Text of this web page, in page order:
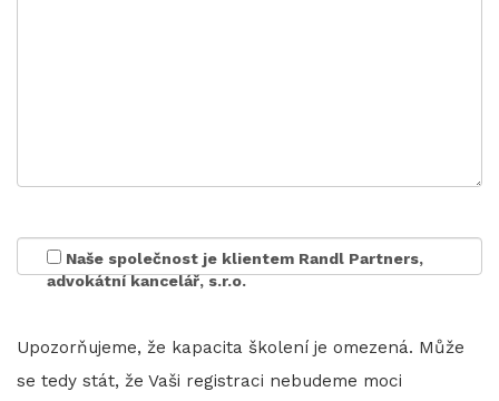
Naše společnost je klientem Randl Partners,
advokátní kancelář, s.r.o.
Upozorňujeme, že kapacita školení je omezená. Může
se tedy stát, že Vaši registraci nebudeme moci